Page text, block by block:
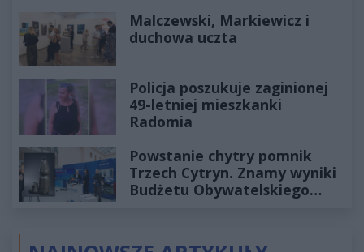
Malczewski, Markiewicz i
duchowa uczta
Policja poszukuje zaginionej
49-letniej mieszkanki
Radomia
Powstanie chytry pomnik
Trzech Cytryn. Znamy wyniki
Budżetu Obywatelskiego